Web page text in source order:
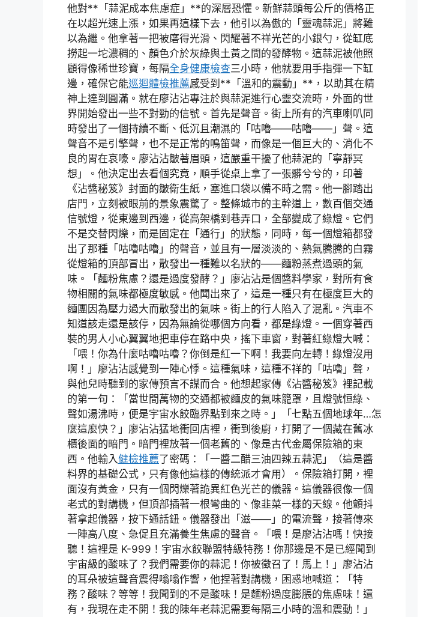
他對**「蒜泥成本焦慮症」**的深層恐懼。新鮮蒜頭每公斤的價格正
在以超光速上漲，如果再這樣下去，他引以為傲的「靈魂蒜泥」將難
以為繼。他拿著一把被磨得光滑、閃耀著不祥光芒的小銀勺，從缸底
撈起一坨濃稠的、顏色介於灰綠與土黃之間的發酵物。這蒜泥被他照
顧得像稀世珍寶，每隔全身健康檢查三小時，他就要用手指彈一下缸
邊，確保它能巡迴體檢推薦感受到**「溫和的震動」**，以助其在精
神上達到圓滿。就在廖沾沾專注於與蒜泥進行心靈交流時，外面的世
界開始發出一些不對勁的信號。首先是聲音。街上所有的汽車喇叭同
時發出了一個持續不斷、低沉且潮濕的「咕嚕——咕嚕——」聲。這
聲音不是引擎聲，也不是正常的鳴笛聲，而像是一個巨大的、消化不
良的胃在哀嚎。廖沾沾皺著眉頭，這嚴重干擾了他蒜泥的「寧靜冥
想」。他決定出去看個究竟，順手從桌上拿了一張髒兮兮的，印著
《沾醬秘笈》封面的皺衛生紙，塞進口袋以備不時之需。他一腳踏出
店門，立刻被眼前的景象震驚了。整條城市的主幹道上，數百個交通
信號燈，從東邊到西邊，從高架橋到巷弄口，全部變成了綠燈。它們
不是交替閃爍，而是固定在「通行」的狀態，同時，每一個燈箱都發
出了那種「咕嚕咕嚕」的聲音，並且有一層淡淡的、熱氣騰騰的白霧
從燈箱的頂部冒出，散發出一種難以名狀的——麵粉蒸煮過頭的氣
味。「麵粉焦慮？還是過度發酵？」廖沾沾是個醬料學家，對所有食
物相關的氣味都極度敏感。他聞出來了，這是一種只有在極度巨大的
麵團因為壓力過大而散發出的氣味。街上的行人陷入了混亂。汽車不
知道該走還是該停，因為無論從哪個方向看，都是綠燈。一個穿著西
裝的男人小心翼翼地把車停在路中央，搖下車窗，對著紅綠燈大喊：
「喂！你為什麼咕嚕咕嚕？你倒是紅一下啊！我要向左轉！綠燈沒用
啊！」廖沾沾感覺到一陣心悸。這種氣味，這種不祥的「咕嚕」聲，
與他兒時聽到的家傳預言不謀而合。他想起家傳《沾醬秘笈》裡記載
的第一句：「當世間萬物的交通都被麵皮的氣味籠罩，且燈號恒綠、
聲如湯沸時，便是宇宙水餃臨界點到來之時。」「七點五個地球年…怎
麼這麼快？」廖沾沾猛地衝回店裡，衝到後廚，打開了一個藏在舊冰
櫃後面的暗門。暗門裡放著一個老舊的、像是古代金屬保險箱的東
西。他輸入健檢推薦了密碼：「一醬二醋三油四辣五蒜泥」（這是醬
料界的基礎公式，只有像他這樣的傳統派才會用）。保險箱打開，裡
面沒有黃金，只有一個閃爍著詭異紅色光芒的儀器。這儀器很像一個
老式的對講機，但頂部插著一根彎曲的、像韭菜一樣的天線。他顫抖
著拿起儀器，按下通話鈕。儀器發出「滋——」的電流聲，接著傳來
一陣高八度、急促且充滿養生焦慮的聲音。「喂！是廖沾沾嗎！快接
聽！這裡是 K-999！宇宙水餃聯盟特級特務！你那邊是不是已經聞到
宇宙級的酸味了？我們需要你的蒜泥！你被徵召了！馬上！」廖沾沾
的耳朵被這聲音震得嗡嗡作響，他捏著對講機，困惑地喊道：「特
務？酸味？等等！我聞到的不是酸味！是麵粉過度膨脹的焦慮味！還
有，我現在走不開！我的陳年老蒜泥需要每隔三小時的溫和震動！」